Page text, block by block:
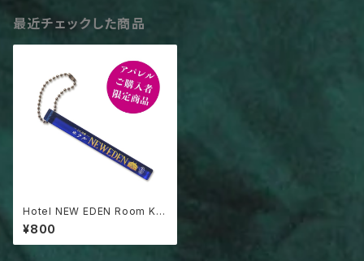
最近チェックした商品
Hotel NEW EDEN Room Ke
y (単品購入不可)
¥800